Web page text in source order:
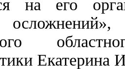
на его
Екатерина